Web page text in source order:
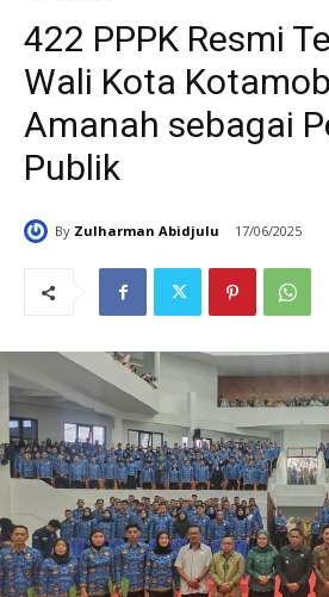
422 PPPK Resmi
Wali Kota
Amanah sebagai
Publik
By Zulharman Abidjulu 17/06/2025